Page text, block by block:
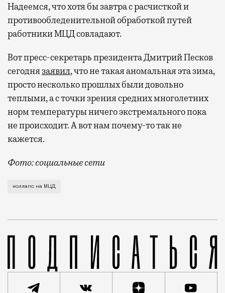
Надеемся, что хотя бы завтра с расчисткой и
противообледенительной обработкой путей
работники МЦД совладают.
Вот пресс-секретарь президента Дмитрий Песков
сегоднязаявил, что не такая аномальная эта зима,
просто несколько прошлых были довольно
теплыми, а с точки зрения средних многолетних
норм температуры ничего экстремального пока
не происходит. А вот нам почему-то так не
кажется.
Фото: социальные сети
Сегодня вечером Курско-Рижский диаметр снова
коллапс на МЦД